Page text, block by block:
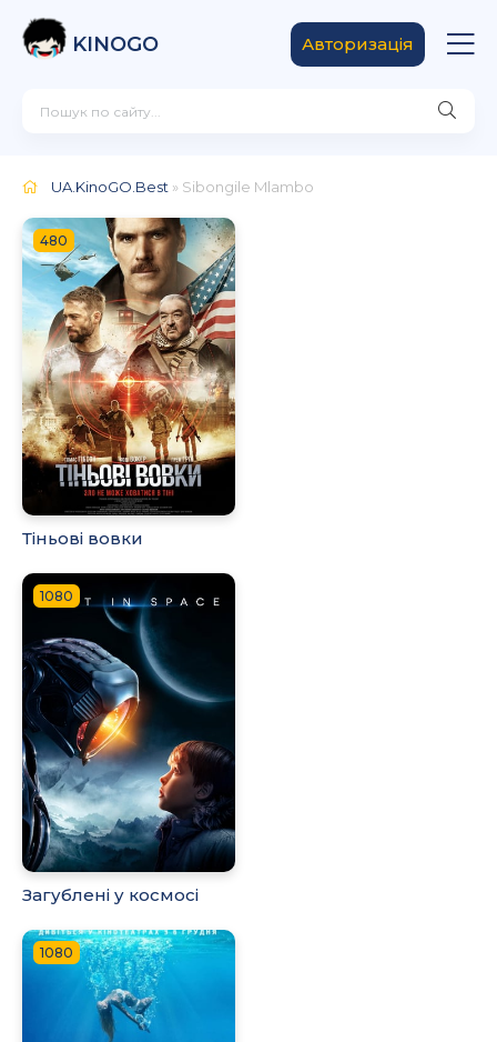
KINOGO Авторизація
UA.KinoGO.Best » Sibongile Mlambo
480
Тіньові вовки
1080
Загублені у космосі
1080